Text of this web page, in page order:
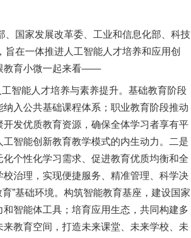
国家发展改革委、工业和信息化部、科技
在一体推进人工智能人才培养和应用创
教育小微一起来看——
智能人才培养与素养提升。基础教育阶段
入公共基础课程体系；职业教育阶段推动
发优质教育资源，确保全体学习者享有平
智能创新教育教学模式的内生动力。二是
个性化学习需求、促进教育优质均衡和全
治理，实现便捷服务、精准管理、科学决
”基础环境。构筑智能教育基座，建设国家
智能体工具；培育应用生态，共同构建多
教育空间，打造未来课堂、未来学校、未